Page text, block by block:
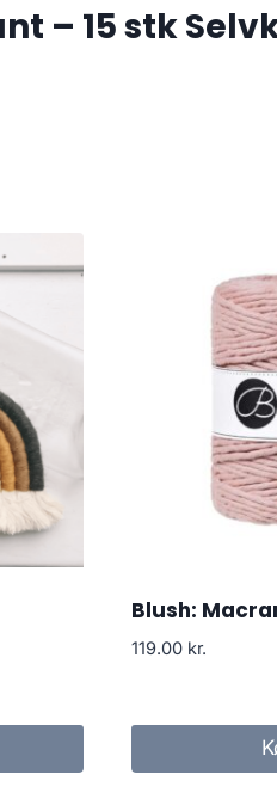
– 15 stk
Blush:
119.00 kr.